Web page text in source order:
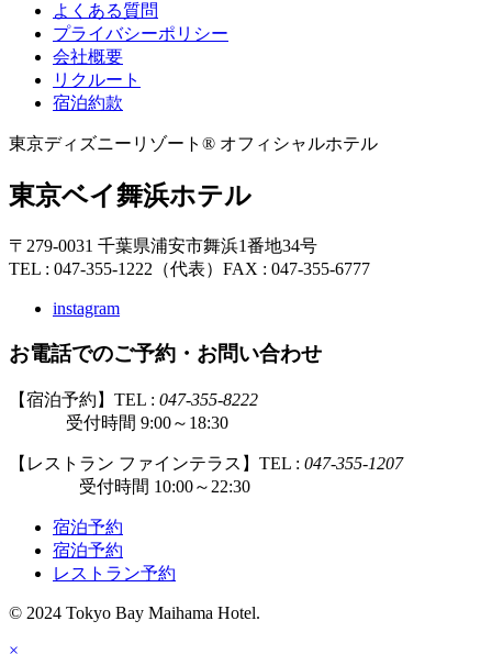
よくある質問
プライバシーポリシー
会社概要
リクルート
宿泊約款
東京ディズニーリゾート® オフィシャルホテル
東京ベイ舞浜ホテル
〒279-0031 千葉県浦安市舞浜1番地34号
TEL : 047-355-1222（代表） FAX : 047-355-6777
instagram
お電話でのご予約・お問い合わせ
【宿泊予約】TEL : 047-355-8222
受付時間 9:00～18:30
【レストラン ファインテラス】TEL : 047-355-1207
受付時間 10:00～22:30
宿泊予約
宿泊予約
レストラン予約
© 2024 Tokyo Bay Maihama Hotel.
×